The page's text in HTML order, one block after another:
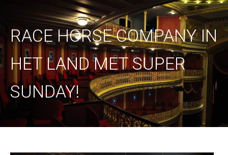
RACE HORSE COMPANY IN
HET LAND MET SUPER
SUNDAY!